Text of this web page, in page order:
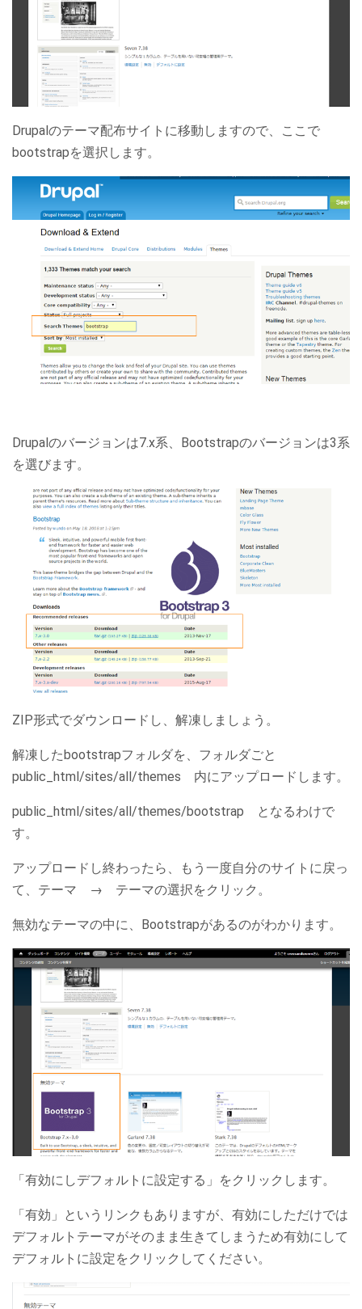
Drupalのテーマ配布サイトに移動しますので、ここで
bootstrapを選択します。
Drupalのバージョンは7.x系、Bootstrapのバージョンは3系
を選びます。
ZIP形式でダウンロードし、解凍しましょう。
解凍したbootstrapフォルダを、フォルダごと
public_html/sites/all/themes 内にアップロードします。
public_html/sites/all/themes/bootstrap となるわけで
す。
アップロードし終わったら、もう一度自分のサイトに戻っ
て、テーマ → テーマの選択をクリック。
無効なテーマの中に、Bootstrapがあるのがわかります。
「有効にしデフォルトに設定する」をクリックします。
「有効」というリンクもありますが、有効にしただけでは
デフォルトテーマがそのまま生きてしまうため有効にして
デフォルトに設定をクリックしてください。